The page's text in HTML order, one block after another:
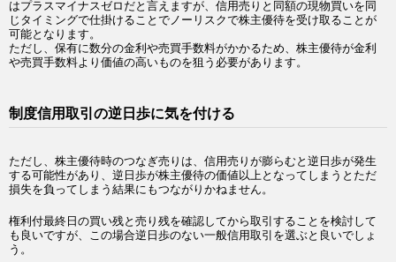
はプラスマイナスゼロだと言えますが、信用売りと同額の現物買いを同
じタイミングで仕掛けることでノーリスクで株主優待を受け取ることが
可能となります。
ただし、保有に数分の金利や売買手数料がかかるため、株主優待が金利
や売買手数料より価値の高いものを狙う必要があります。
制度信用取引の逆日歩に気を付ける
ただし、株主優待時のつなぎ売りは、信用売りが膨らむと逆日歩が発生
する可能性があり、逆日歩が株主優待の価値以上となってしまうとただ
損失を負ってしまう結果にもつながりかねません。
権利付最終日の買い残と売り残を確認してから取引することを検討して
も良いですが、この場合逆日歩のない一般信用取引を選ぶと良いでしょ
う。